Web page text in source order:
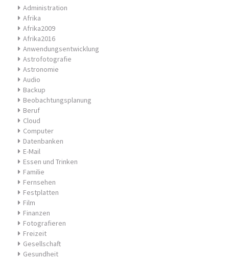
Administration
Afrika
Afrika2009
Afrika2016
Anwendungsentwicklung
Astrofotografie
Astronomie
Audio
Backup
Beobachtungsplanung
Beruf
Cloud
Computer
Datenbanken
E-Mail
Essen und Trinken
Familie
Fernsehen
Festplatten
Film
Finanzen
Fotografieren
Freizeit
Gesellschaft
Gesundheit